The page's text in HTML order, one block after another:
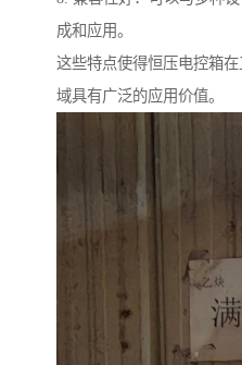
成和应用。
这些特点使得恒压电控箱
域具有广泛的应用价值。